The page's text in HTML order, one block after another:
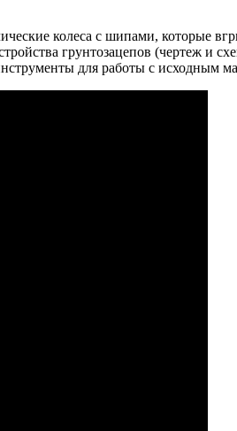
колеса с шипами, которые
грунтозацепов (чертеж и
для работы с исходным